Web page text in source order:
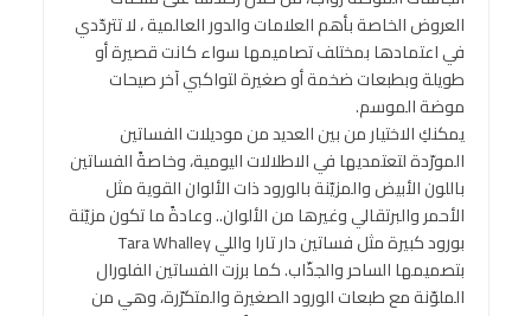
العروض الخاصة بأهم العلامات والدور العالمية ، لا تتردّدي
في اعتمادها بمختلف تصاميمها سواء كانت قصيرة أو
طويلة وبطبعات ضخمة أو صغيرة لتواكبي آخر صيحات
موضة الموسم.
يمكنكِ الاختيار من بين العديد من موديلات الفساتين
المورّدة لتعتمديها في الاطلالات اليومية، وخاصةً الفساتين
باللون الأبيض والمزيّنة بالورود ذات الألوان القوية مثل
الأحمر والبرتقالي وغيرها من الألوان.. وعادةً ما تكون مزيّنة
بورود كبيرة مثل فساتين دار تارا واللي Tara Whalley
بتصميمها الساحر والجذّاب. كما برزت الفساتين الفلورال
الملوّنة مع طبعات الورود الصغيرة والمتكرّرة، وهي من